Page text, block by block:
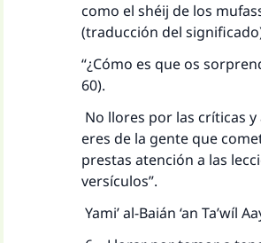
como el shéij de los
(traducción del
“¿Cómo es que os
60).
No llores por las críticas
eres de la gente que
prestas atención a las
versículos”.
Yami’ al-Baián ‘an Ta’wíl